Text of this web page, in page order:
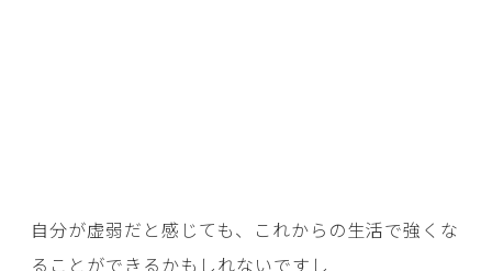
自分が虚弱だと感じても、これからの生活で強くな
ることができるかもしれないですし